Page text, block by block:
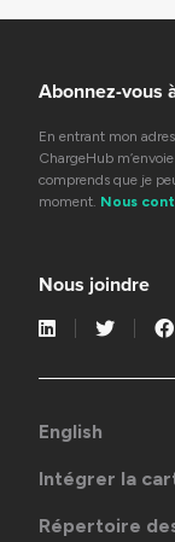
Abonnez-vous
En entrant mon
ChargeHub
comprends que je
moment. Nous
Nous joindre
English
Intégrer la
Répertoire